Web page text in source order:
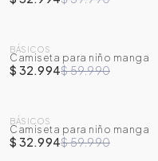
-45%
BÁSICOS
Camiseta para niño manga
corta
$ 32.994$ 59.990
-45%
BÁSICOS
Camiseta para niño manga
corta
$ 32.994$ 59.990